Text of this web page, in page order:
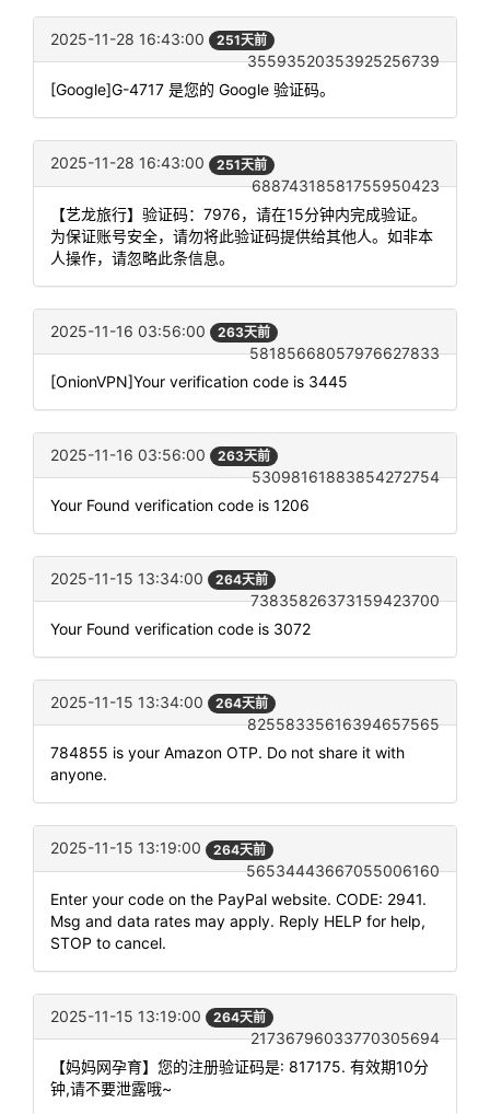
2025-11-28 16:43:00 251天前
35593520353925256739
[Google]G-4717 是您的 Google 验证码。
2025-11-28 16:43:00 251天前
68874318581755950423
【艺龙旅行】验证码：7976，请在15分钟内完成验证。
为保证账号安全，请勿将此验证码提供给其他人。如非本
人操作，请忽略此条信息。
2025-11-16 03:56:00 263天前
58185668057976627833
[OnionVPN]Your verification code is 3445
2025-11-16 03:56:00 263天前
53098161883854272754
Your Found verification code is 1206
2025-11-15 13:34:00 264天前
73835826373159423700
Your Found verification code is 3072
2025-11-15 13:34:00 264天前
82558335616394657565
784855 is your Amazon OTP. Do not share it with
anyone.
2025-11-15 13:19:00 264天前
56534443667055006160
Enter your code on the PayPal website. CODE: 2941.
Msg and data rates may apply. Reply HELP for help,
STOP to cancel.
2025-11-15 13:19:00 264天前
21736796033770305694
【妈妈网孕育】您的注册验证码是: 817175. 有效期10分
钟,请不要泄露哦~